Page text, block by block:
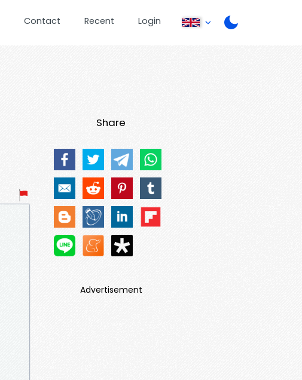
Contact Recent Login
Share
Advertisement